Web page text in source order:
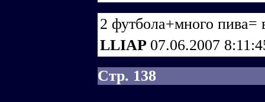
2 футбола+много пива=
LLIAP 07.06.2007
Стр. 138